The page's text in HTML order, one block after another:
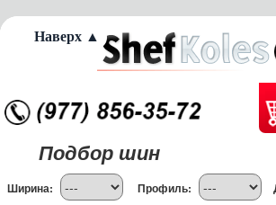
Подбор шин
Ширина: Профиль:
Наверх ▲